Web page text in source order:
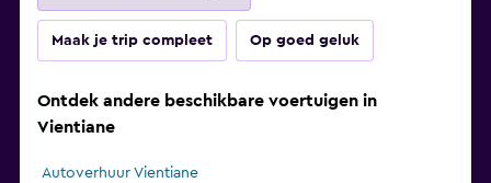
Maak je trip compleet Op goed geluk
Ontdek andere beschikbare voertuigen in
Vientiane
Autoverhuur Vientiane